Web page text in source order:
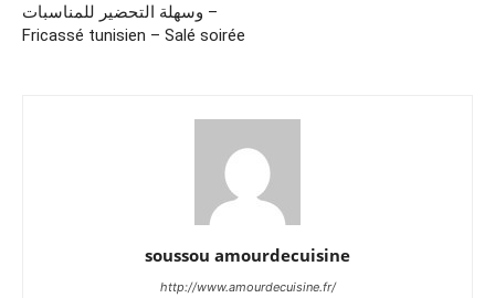
وسهلة التحضير للمناسبات –
Fricassé tunisien – Salé soirée
soussou amourdecuisine
http://www.amourdecuisine.fr/